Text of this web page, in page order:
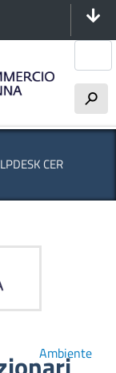
h
CER
Ambiente